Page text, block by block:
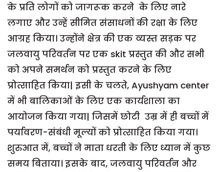
के प्रति लोगों को जागरूक करने के लिए नारे
लगाए और उन्हें सीमित संसाधनों की रक्षा के लिए
आग्रह किया। उन्होंने क्षेत्र की एक व्यस्त सड़क पर
जलवायु परिवर्तन पर एक skit प्रस्तुत की और सभी
को अपने समर्थन को प्रस्तुत करने के लिए
प्रोत्साहित किया| इसी के चलते, Ayushyam center
में भी बालिकाओं के लिए एक कार्यशाला का
आयोजन किया गया| जिसमें छोटी उम्र में ही बच्चों में
पर्यावरण-संबंधी मूल्यों को प्रोत्साहित किया गया।
शुरुआत में, बच्चों ने माता धरती के लिए ध्यान में कुछ
समय बिताया। इसके बाद, जलवायु परिवर्तन और